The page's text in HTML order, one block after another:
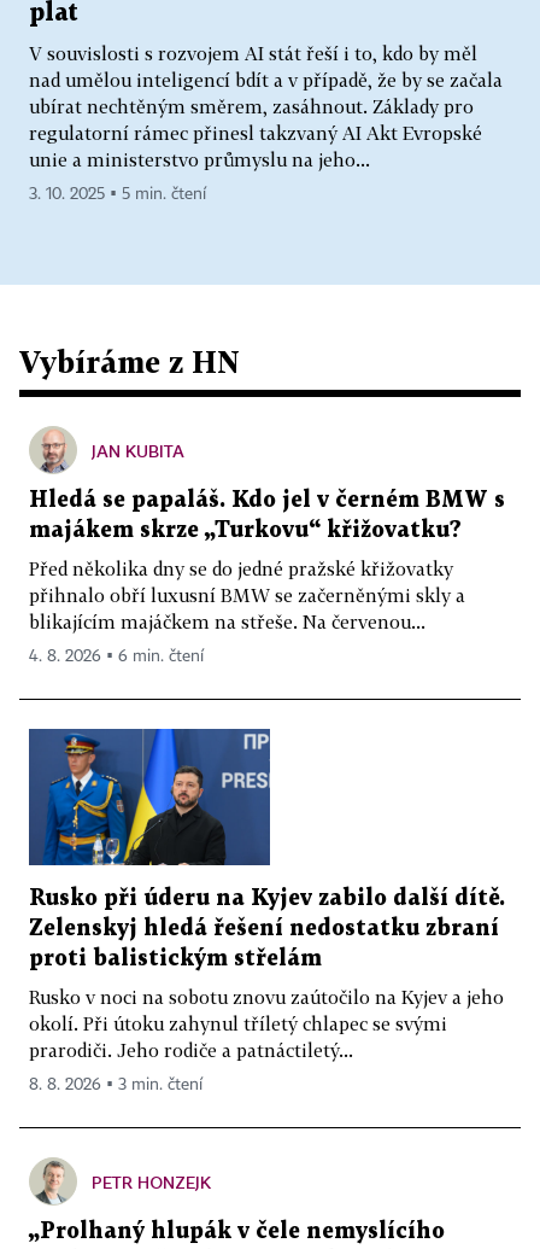
plat
V souvislosti s rozvojem AI stát řeší i to, kdo by měl
nad umělou inteligencí bdít a v případě, že by se začala
ubírat nechtěným směrem, zasáhnout. Základy pro
regulatorní rámec přinesl takzvaný AI Akt Evropské
unie a ministerstvo průmyslu na jeho...
3. 10. 2025 ▪ 5 min. čtení
Vybíráme z HN
JAN KUBITA
Hledá se papaláš. Kdo jel v černém BMW s
majákem skrze „Turkovu“ křižovatku?
Před několika dny se do jedné pražské křižovatky
přihnalo obří luxusní BMW se začerněnými skly a
blikajícím majáčkem na střeše. Na červenou...
4. 8. 2026 ▪ 6 min. čtení
Rusko při úderu na Kyjev zabilo další dítě.
Zelenskyj hledá řešení nedostatku zbraní
proti balistickým střelám
Rusko v noci na sobotu znovu zaútočilo na Kyjev a jeho
okolí. Při útoku zahynul tříletý chlapec se svými
prarodiči. Jeho rodiče a patnáctiletý...
8. 8. 2026 ▪ 3 min. čtení
PETR HONZEJK
„Prolhaný hlupák v čele nemyslícího